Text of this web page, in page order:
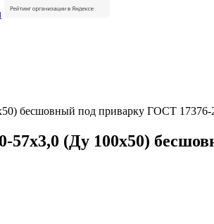
бесшовный под приварку ГОСТ 17376-
57х3,0 (Ду 100х50)